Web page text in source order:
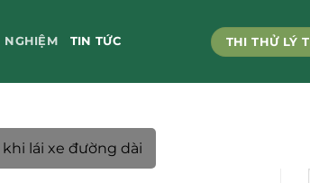
NGHIỆM TIN TỨC THI THỬ LÝ
lái xe đường dài